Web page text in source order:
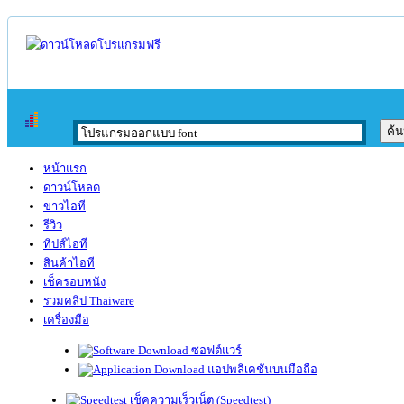
หน้าแรก
ดาวน์โหลด
ข่าวไอที
รีวิว
ทิปส์ไอที
สินค้าไอที
เช็ครอบหนัง
รวมคลิป Thaiware
เครื่องมือ
ซอฟต์แวร์
แอปพลิเคชันบนมือถือ
เช็คความเร็วเน็ต (Speedtest)